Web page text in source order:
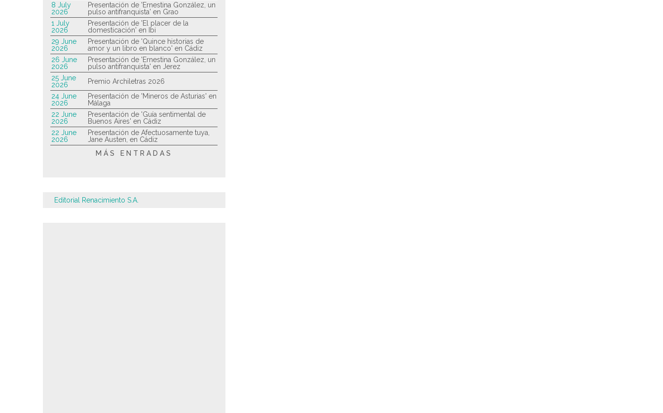
8 July
2026
Presentación de 'Ernestina González, un
pulso antifranquista' en Grao
1 July
2026
Presentación de 'El placer de la
domesticación' en Ibi
29 June
2026
Presentación de 'Quince historias de
amor y un libro en blanco' en Cádiz
26 June
2026
Presentación de 'Ernestina González, un
pulso antifranquista' en Jerez
25 June
2026
Premio Archiletras 2026
24 June
2026
Presentación de 'Mineros de Asturias' en
Málaga
22 June
2026
Presentación de 'Guía sentimental de
Buenos Aires' en Cádiz
22 June
2026
Presentación de Afectuosamente tuya,
Jane Austen, en Cádiz
MÁS ENTRADAS
Editorial Renacimiento S.A.